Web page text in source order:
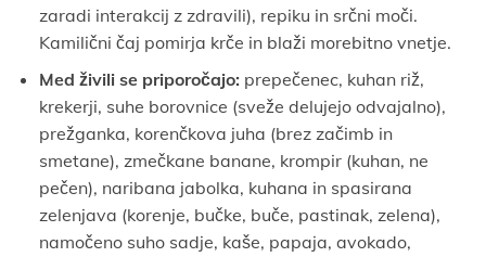
zaradi interakcij z zdravili), repiku in srčni moči.
Kamilični čaj pomirja krče in blaži morebitno vnetje.
Med živili se priporočajo:prepečenec, kuhan riž,
krekerji, suhe borovnice (sveže delujejo odvajalno),
prežganka, korenčkova juha (brez začimb in
smetane), zmečkane banane, krompir (kuhan, ne
pečen), naribana jabolka, kuhana in spasirana
zelenjava (korenje, bučke, buče, pastinak, zelena),
namočeno suho sadje, kaše, papaja, avokado,